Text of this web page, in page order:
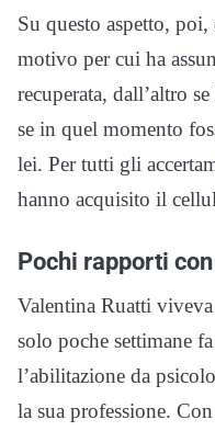
Su questo aspetto,
motivo per cui ha
recuperata, dall’altro
se in quel momento
lei. Per tutti gli
hanno acquisito il
Pochi rapporti
Valentina Ruatti
solo poche settimane
l’abilitazione da
la sua professione.